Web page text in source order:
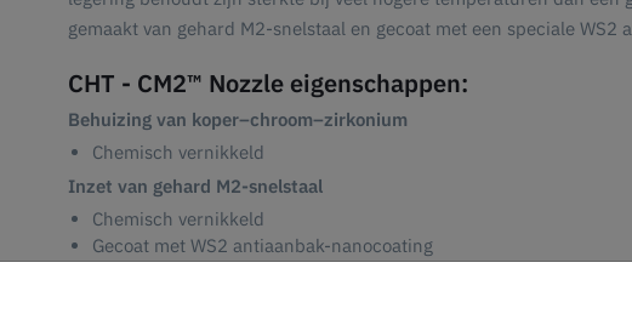
gemaakt van gehard M2-snelstaal en gecoat met een speciale WS2
CHT - CM2™ Nozzle eigenschappen:
Behuizing van koper–chroom–zirkonium
Chemisch vernikkeld
Inzet van gehard M2-snelstaal
Chemisch vernikkeld
Gecoat met WS2 antiaanbak-nanocoating